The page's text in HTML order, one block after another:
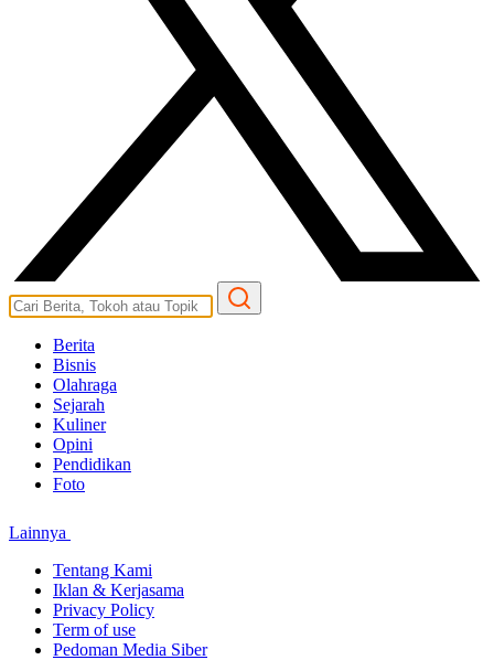
Berita
Bisnis
Olahraga
Sejarah
Kuliner
Opini
Pendidikan
Foto
Lainnya
Tentang Kami
Iklan & Kerjasama
Privacy Policy
Term of use
Pedoman Media Siber